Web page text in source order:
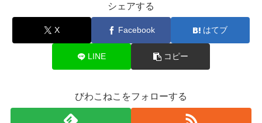
シェアする
X Facebook はてブ
LINE コピー
びわこねこをフォローする